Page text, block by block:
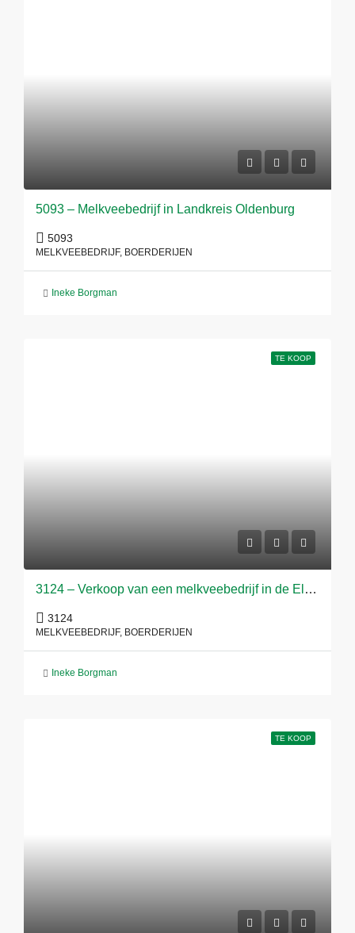
5093 – Melkveebedrijf in Landkreis Oldenburg
5093
MELKVEEBEDRIJF, BOERDERIJEN
Ineke Borgman
TE KOOP
3124 – Verkoop van een melkveebedrijf in de Elbe-Weser-Driehoek
3124
MELKVEEBEDRIJF, BOERDERIJEN
Ineke Borgman
TE KOOP